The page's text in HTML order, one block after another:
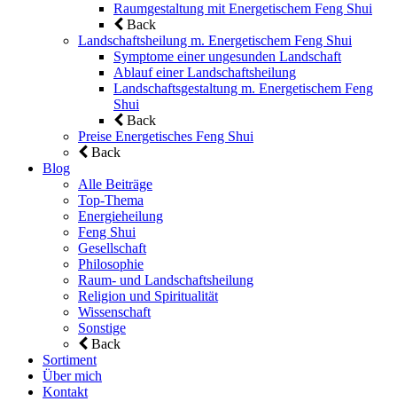
Raumgestaltung mit Energetischem Feng Shui
Back
Landschaftsheilung m. Energetischem Feng Shui
Symptome einer ungesunden Landschaft
Ablauf einer Landschaftsheilung
Landschaftsgestaltung m. Energetischem Feng
Shui
Back
Preise Energetisches Feng Shui
Back
Blog
Alle Beiträge
Top-Thema
Energieheilung
Feng Shui
Gesellschaft
Philosophie
Raum- und Landschaftsheilung
Religion und Spiritualität
Wissenschaft
Sonstige
Back
Sortiment
Über mich
Kontakt